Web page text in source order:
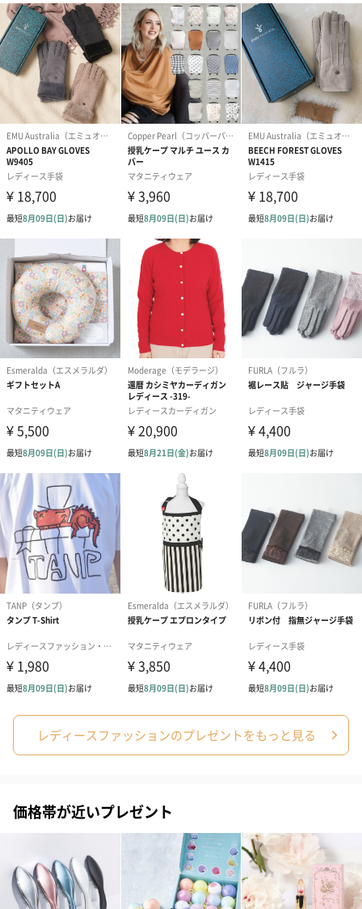
プリザーブドフラワー
ブーケ（ピンク）
（2,580円）
プリザーブドフラワー
ブーケ（ブルー）
（2,580円）
アミュレット
ク）（1,500円
ぬいぐるみ
愛らしいぬいぐるみを同梱してお届けします。
フラワーテディベア
（2,390円）
テディベア（バニラ）
（1,760円）
テディベア（
ル）（1,760円
紅茶・コーヒー・スイーツ
紅茶・コーヒー・スイーツを同梱してお届けいたします。ギフト
への＋αにおすすめです。
アールグレイ（HAPPY
（660円）
アールグレイティー
フルーツティ
スイーツ
スイーツを同梱してお届けいたします。ギフトへの＋αにおすすめ
です。
レディースファッションのプレゼントをもっと見る
価格帯が近いプレゼント